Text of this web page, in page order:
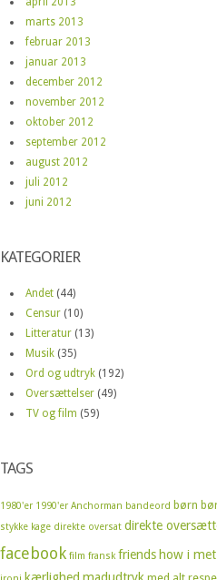
marts 2013
februar 2013
januar 2013
december 2012
november 2012
oktober 2012
september 2012
august 2012
juli 2012
juni 2012
KATEGORIER
Andet (44)
Censur (10)
Litteratur (13)
Musik (35)
Ord og udtryk (192)
Oversættelser (49)
TV og film (59)
TAGS
1980'er 1990'er Anchorman bandeord børn
stykke kage direkte oversat direkte
facebook film fransk friends how i